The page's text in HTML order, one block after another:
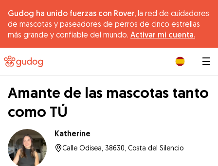
Gudog ha unido fuerzas con Rover, la red de cuidadores
de mascotas y paseadores de perros de cinco estrellas
más grande y confiable del mundo. Activar mi cuenta.
Amante de las mascotas tanto
como TÚ
Katherine
Calle Odisea, 38630, Costa del Silencio